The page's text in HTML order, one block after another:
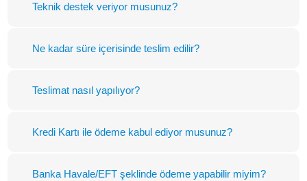
Teknik destek veriyor musunuz?
Ne kadar süre içerisinde teslim edilir?
Teslimat nasıl yapılıyor?
Kredi Kartı ile ödeme kabul ediyor musunuz?
Banka Havale/EFT şeklinde ödeme yapabilir miyim?